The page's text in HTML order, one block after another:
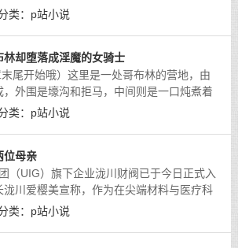
人族的仙药，人族对病理学的系统性研
类： p站小说
林却堕落成淫魔的女骑士
尾开始哦）这里是一处哥布林的营地，由
，外围是壕沟和拒马，中间则是一口炖煮着
锅。垃圾被掩埋在营地的一角，地上还插
类： p站小说
位母亲
（UIG）旗下企业泷川财阀已于今日正式入
川爱樱美宣称，作为在尖端材料与医疗科
国际企业，泷川财阀将为学园都市带来全
类： p站小说